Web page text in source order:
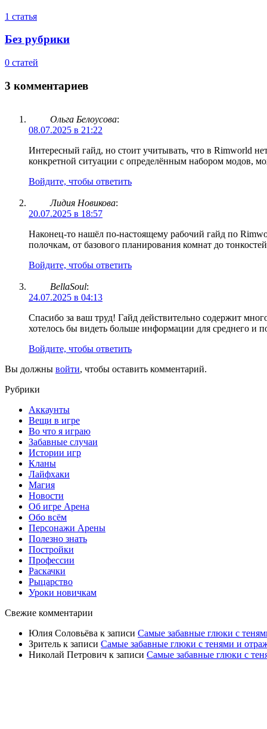
1 статья
Без рубрики
0 статей
3 комментариев
Ольга Белоусова:
08.07.2025 в 21:22
Интересный гайд, но стоит учитывать, что в Rimworld
конкретной ситуации с определённым набором модов,
Войдите, чтобы ответить
Лидия Новикова:
20.07.2025 в 18:57
Наконец-то нашёл по-настоящему рабочий гайд по
полочкам, от базового планирования комнат до
Войдите, чтобы ответить
BellaSoul:
24.07.2025 в 04:13
Спасибо за ваш труд! Гайд действительно содержит
хотелось бы видеть больше информации для среднего и
Войдите, чтобы ответить
Вы должны войти, чтобы оставить комментарий.
Рубрики
Аккаунты
Вещи в игре
Во что я играю
Забавные случаи
Истории игр
Кланы
Лайфхаки
Магия
Новости
Об игре Арена
Обо всём
Персонажи Арены
Полезно знать
Постройки
Профессии
Раскачки
Рыцарство
Уроки новичкам
Свежие комментарии
Юлия Соловьёва к записи Самые забавные глюки с
Зритель к записи Самые забавные глюки с тенями и
Николай Петрович к записи Самые забавные глюки с